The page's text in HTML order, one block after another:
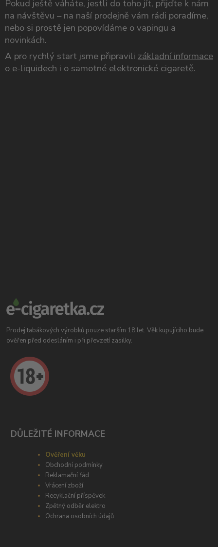
Pokud ještě váháte, jestli do toho jít, přijďte k nám
na návštěvu – na naší prodejně vám rádi poradíme,
nebo si prostě jen popovídáme o vapingu a
novinkách.
A pro rychlý start jsme připravili základní informace
o e-liquidech i o samotnéelektronické cigaretě.
Prodej tabákových výrobků pouze starším 18 let. Věk kupujícího bude
ověřen před odesláním i při převzetí zasilky.
DŮLEŽITÉ INFORMACE
Ověření věku
Obchodní podmínky
Reklamační řád
Vrácení zboží
Recyklační příspěvek
Zpětný odběr elektro
Ochrana osobních údajů